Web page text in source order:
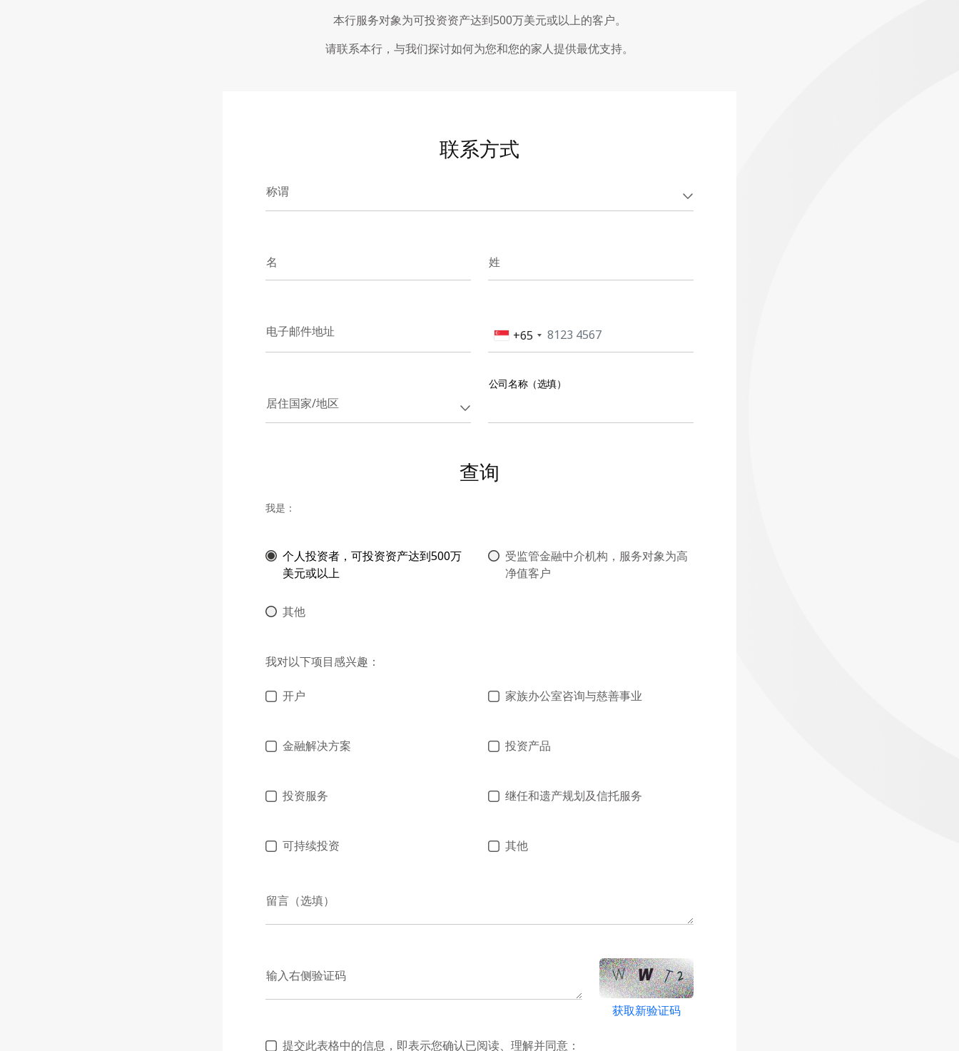
本行服务对象为可投资资产达到500万美元或以上的客户。
请联系本行，与我们探讨如何为您和您的家人提供最优支持。
联系方式
称谓
名 姓
电子邮件地址 +65
居住国家/地区
公司名称（选填）
查询
我是：
个人投资者，可投资资产达到500万
美元或以上
受监管金融中介机构，服务对象为高
净值客户
其他
我对以下项目感兴趣：
开户 家族办公室咨询与慈善事业
金融解决方案 投资产品
投资服务 继任和遗产规划及信托服务
可持续投资 其他
留言（选填）
输入右侧验证码
获取新验证码
提交此表格中的信息，即表示您确认已阅读、理解并同意：